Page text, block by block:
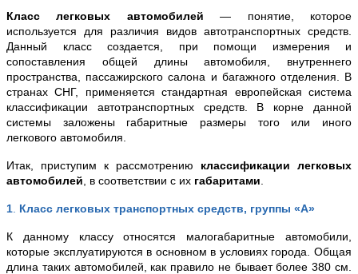
Класс легковых автомобилей — понятие, которое
используется для различия видов автотранспортных средств.
Данный класс создается, при помощи измерения и
сопоставления общей длины автомобиля, внутреннего
пространства, пассажирского салона и багажного отделения. В
странах СНГ, применяется стандартная европейская система
классификации автотранспортных средств. В корне данной
системы заложены габаритные размеры того или иного
легкового автомобиля.
Итак, приступим к рассмотрению классификации легковых
автомобилей , в соответствии с их габаритами
1 Класс легковых транспортных средств, группы «А»
К данному классу относятся малогабаритные автомобили,
которые эксплуатируются в основном в условиях города. Общая
длина таких автомобилей, как правило не бывает более 380 см.